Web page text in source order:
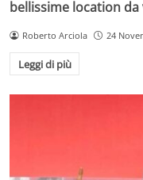
bellissime location
Roberto Arciola 24
Leggi di più